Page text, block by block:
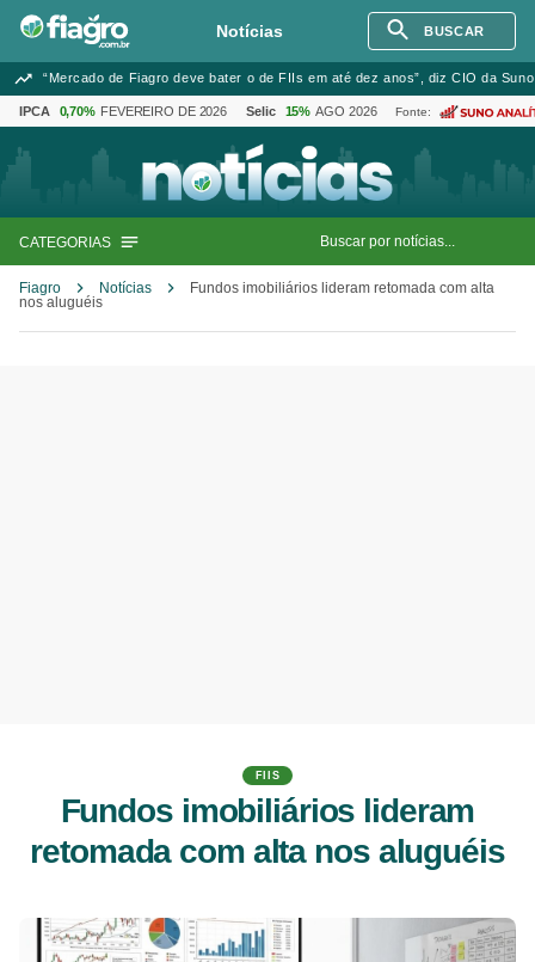
Notícias BUSCAR
“Mercado de Fiagro deve bater o de FIIs em até dez anos”, diz CIO da
IPCA 0,70% FEVEREIRO DE 2026 Selic 15% AGO 2026 Fonte:
CATEGORIAS
Fiagro Notícias
Fundos imobiliários lideram retomada com alta
nos aluguéis
FIIS
Fundos imobiliários lideram
retomada com alta nos aluguéis